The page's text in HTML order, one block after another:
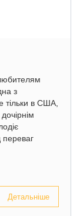
з
тільки в США,
Детальніше